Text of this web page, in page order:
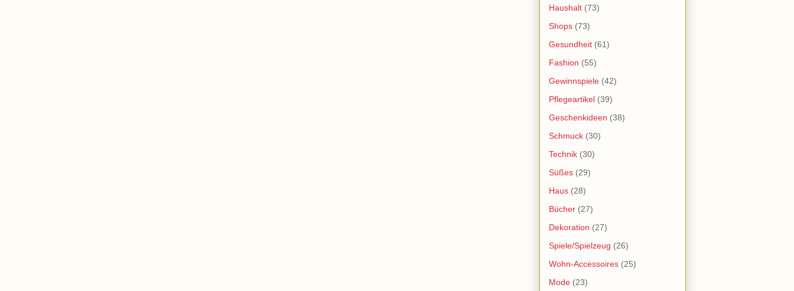
Haushalt (73)
Shops (73)
Gesundheit (61)
Fashion (55)
Gewinnspiele (42)
Pflegeartikel (39)
Geschenkideen (38)
Schmuck (30)
Technik (30)
Süßes (29)
Haus (28)
Bücher (27)
Dekoration (27)
Spiele/Spielzeug (26)
Wohn-Accessoires (25)
Mode (23)